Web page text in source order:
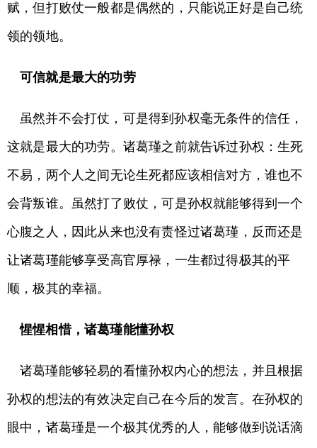
赋，但打败仗一般都是偶然的，只能说正好是自己统
领的领地。
可信就是最大的功劳
虽然并不会打仗，可是得到孙权毫无条件的信任，
这就是最大的功劳。诸葛瑾之前就告诉过孙权：生死
不易，两个人之间无论生死都应该相信对方，谁也不
会背叛谁。虽然打了败仗，可是孙权就能够得到一个
心腹之人，因此从来也没有责怪过诸葛瑾，反而还是
让诸葛瑾能够享受高官厚禄，一生都过得极其的平
顺，极其的幸福。
惺惺相惜，诸葛瑾能懂孙权
诸葛瑾能够轻易的看懂孙权内心的想法，并且根据
孙权的想法的有效决定自己在今后的发言。在孙权的
眼中，诸葛瑾是一个极其优秀的人，能够做到说话滴